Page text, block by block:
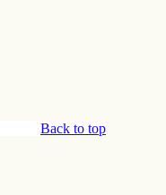
Back to top